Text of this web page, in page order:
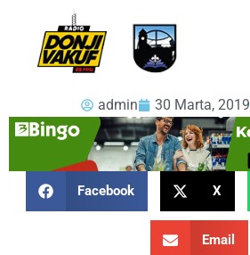
admin 30 Marta, 2019
Facebook X
Email